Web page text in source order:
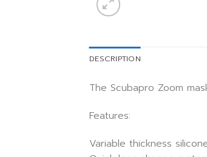
DESCRIPTION
The Scubapro Zoom
Features:
Variable thickness